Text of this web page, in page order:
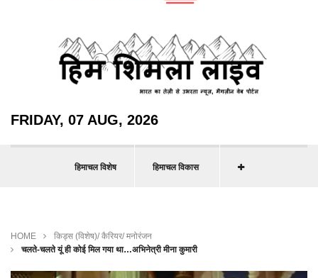
FRIDAY, 07 AUG, 2026
हिमाचल विशेष हिमाचल विकास
HOME
किड्स (विशेष)/ कैरियर/ मनोरंजन
चलते-चलते यूं ही कोई मिल गया था…अभिनेत्री मीना कुमारी